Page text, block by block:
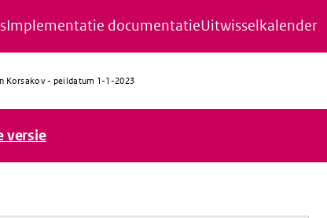
Implementatie documentatieUitwisselkalender
Korsakov - peildatum 1-1-2023
versie